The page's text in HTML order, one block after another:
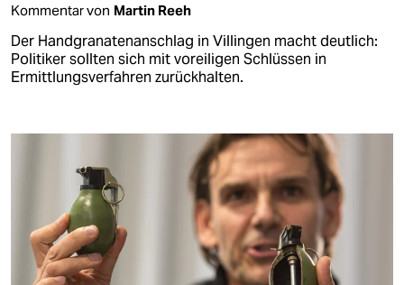
Kommentar von Martin Reeh
Der Handgranatenanschlag in Villingen macht deutlich:
Politiker sollten sich mit voreiligen Schlüssen in
Ermittlungsverfahren zurückhalten.